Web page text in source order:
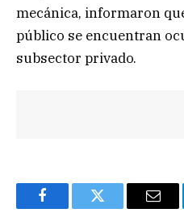
mecánica, informaron
público se encuentran
subsector privado.
FacebookTwitter